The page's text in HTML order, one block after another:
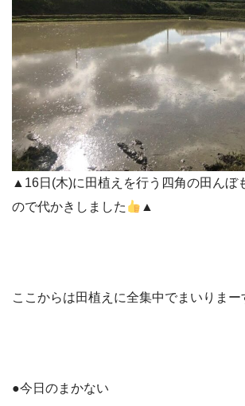
▲16日(木)に田植えを行う四角の田んぼ
ので代かきしました
▲
ここからは田植えに全集中でまいりまー
●今日のまかない